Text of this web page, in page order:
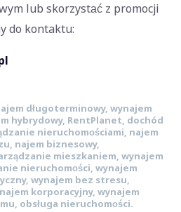
lub skorzystać z promocji
do kontaktu:
długoterminowy, wynajem
hybrydowy, RentPlanet, dochód
nieruchomościami, najem
najem biznesowy,
mieszkaniem, wynajem
nieruchomości, wynajem
wynajem bez stresu,
korporacyjny, wynajem
obsługa nieruchomości.